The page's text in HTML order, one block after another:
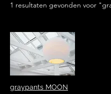
1 resultaten gevonden voor
graypants MOON